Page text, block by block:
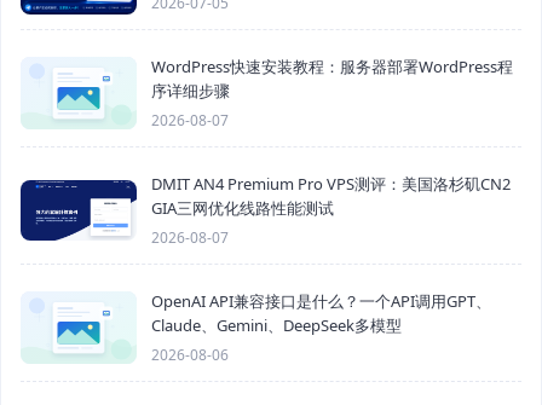
WordPress快速安装教程：服务器部署WordPress程
序详细步骤
2026-08-07
DMIT AN4 Premium Pro VPS测评：美国洛杉矶CN2
GIA三网优化线路性能测试
2026-08-07
OpenAI API兼容接口是什么？一个API调用GPT、
Claude、Gemini、DeepSeek多模型
2026-08-06